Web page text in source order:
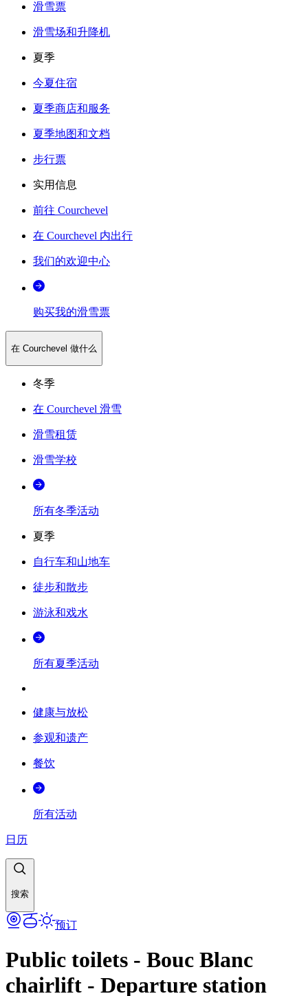
滑雪票
滑雪场和升降机
夏季
今夏住宿
夏季商店和服务
夏季地图和文档
步行票
实用信息
前往 Courchevel
在 Courchevel 内出行
我们的欢迎中心
购买我的滑雪票
在 Courchevel 做什么
冬季
在 Courchevel 滑雪
滑雪租赁
滑雪学校
所有冬季活动
夏季
自行车和山地车
徒步和散步
游泳和戏水
所有夏季活动
健康与放松
参观和遗产
餐饮
所有活动
日历
搜索
预订
Public toilets - Bouc Blanc
chairlift - Departure station